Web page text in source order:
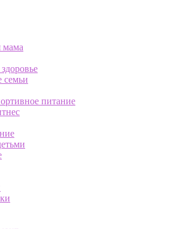
мама
семьи
питание